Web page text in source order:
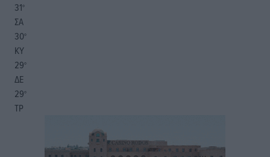
31°
ΣΑ
30°
ΚΥ
29°
ΔΕ
29°
ΤΡ